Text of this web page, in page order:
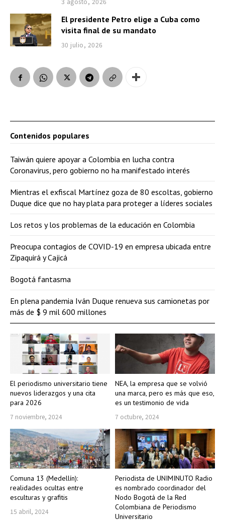
El presidente Petro elige a Cuba como
visita final de su mandato
30 julio, 2026
El periodismo universitario tiene
nuevos liderazgos y una cita
para 2026
7 noviembre, 2024
NEA, la empresa que se volvió
una marca, pero es más que eso,
es un testimonio de vida
7 octubre, 2024
Comuna 13 (Medellín):
realidades ocultas entre
esculturas y grafitis
15 abril, 2024
Periodista de UNIMINUTO Radio
es nombrado coordinador del
Nodo Bogotá de la Red
Colombiana de Periodismo
Universitario
Contenidos populares
Taiwán quiere apoyar a Colombia en lucha contra
Coronavirus, pero gobierno no ha manifestado interés
Mientras el exfiscal Martínez goza de 80 escoltas, gobierno
Duque dice que no hay plata para proteger a líderes sociales
Los retos y los problemas de la educación en Colombia
Preocupa contagios de COVID-19 en empresa ubicada entre
Zipaquirá y Cajicá
Bogotá fantasma
En plena pandemia Iván Duque renueva sus camionetas por
más de $ 9 mil 600 millones